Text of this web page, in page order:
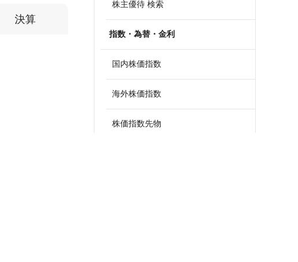
決算
株主優待 検索
指数・為替・金利
国内株価指数
海外株価指数
株価指数先物